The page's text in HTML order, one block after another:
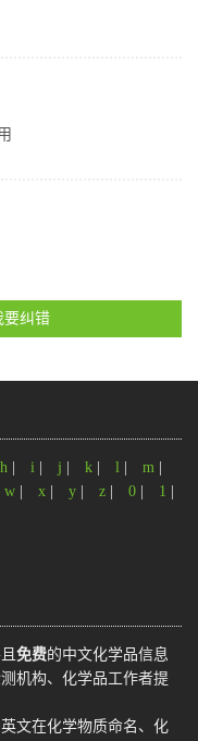
要纠错
h i j k l m
w x y z 0 1
免费的中文化学品信息
机构、化学品工作者提
文在化学物质命名、化